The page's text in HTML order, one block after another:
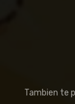
Tambien te